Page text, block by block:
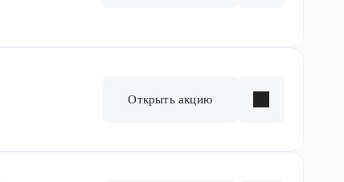
Открыть акцию